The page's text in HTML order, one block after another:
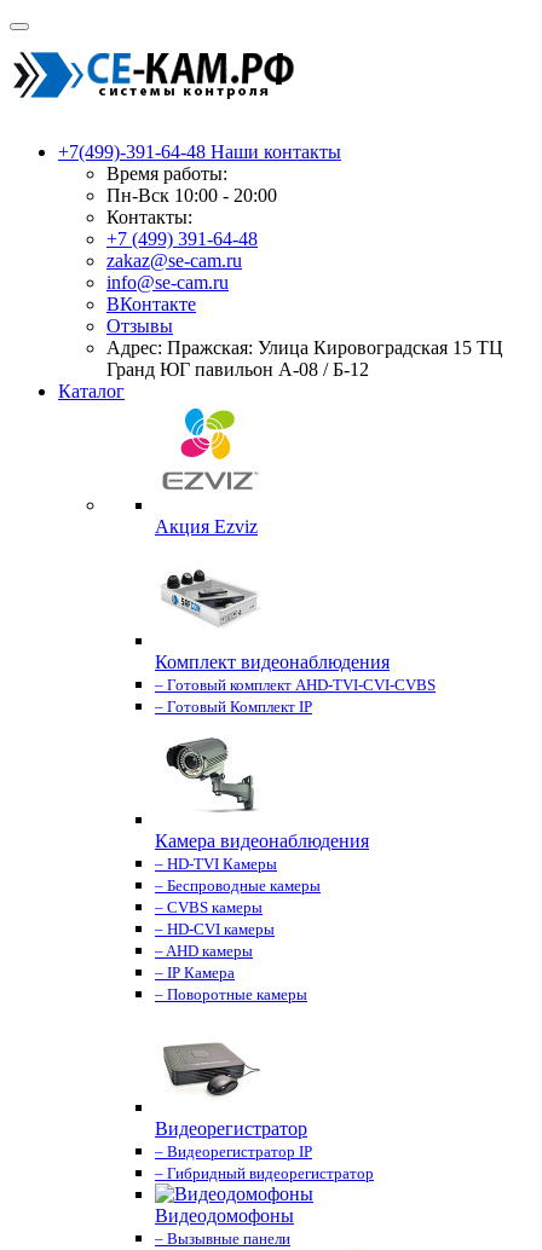
+7(499)-391-64-48 Наши контакты
Время работы:
Пн-Вск 10:00 - 20:00
Контакты:
+7 (499) 391-64-48
zakaz@se-cam.ru
info@se-cam.ru
ВКонтакте
Отзывы
Адрес: Пражская: Улица Кировоградская 15 ТЦ
Гранд ЮГ павильон А-08 / Б-12
Каталог
Акция Ezviz
Комплект видеонаблюдения
– Готовый комплект AHD-TVI-CVI-CVBS
– Готовый Комплект IP
Камера видеонаблюдения
– HD-TVI Камеры
– Беспроводные камеры
– CVBS камеры
– HD-CVI камеры
– AHD камеры
– IP Камера
– Поворотные камеры
Видеорегистратор
– Видеорегистратор IP
– Гибридный видеорегистратор
Видеодомофоны
– Вызывные панели